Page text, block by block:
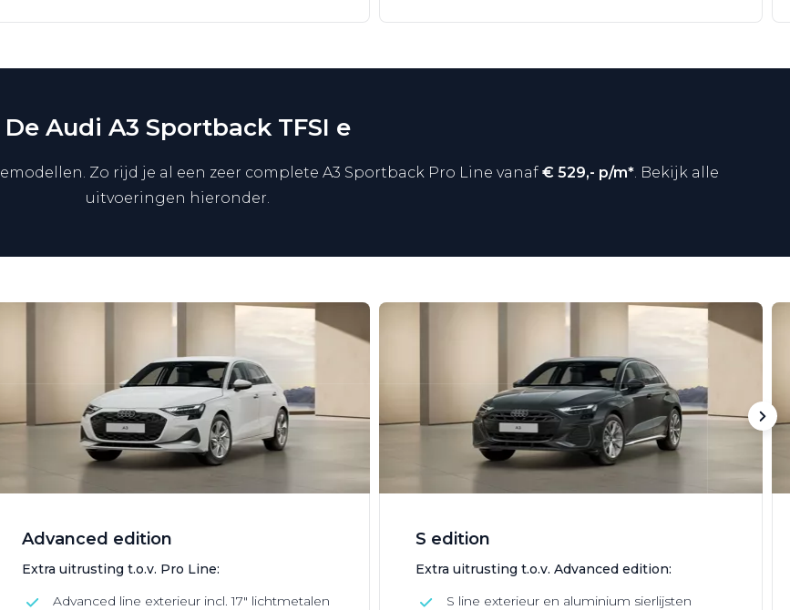
De Audi A3 Sportback TFSI e
Zo rijd je al een zeer complete A3 Sportback Pro Line vanaf € 529,- p/m* . Bekijk alle
uitvoeringen hieronder.
Advanced edition
Extra uitrusting t.o.v. Pro Line:
Advanced line exterieur incl. 17" lichtmetalen
S edition
Extra uitrusting t.o.v. Advanced edition:
S line exterieur en aluminium sierlijsten